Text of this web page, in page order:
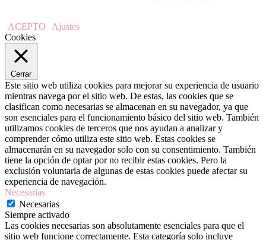
ACEPTO
Ajustes
Cookies
Cerrar
Este sitio web utiliza cookies para mejorar su experiencia de usuario
mientras navega por el sitio web. De estas, las cookies que se
clasifican como necesarias se almacenan en su navegador, ya que
son esenciales para el funcionamiento básico del sitio web. También
utilizamos cookies de terceros que nos ayudan a analizar y
comprender cómo utiliza este sitio web. Estas cookies se
almacenarán en su navegador solo con su consentimiento. También
tiene la opción de optar por no recibir estas cookies. Pero la
exclusión voluntaria de algunas de estas cookies puede afectar su
experiencia de navegación.
Necesarias
Necesarias
Siempre activado
Las cookies necesarias son absolutamente esenciales para que el
sitio web funcione correctamente. Esta categoría solo incluye